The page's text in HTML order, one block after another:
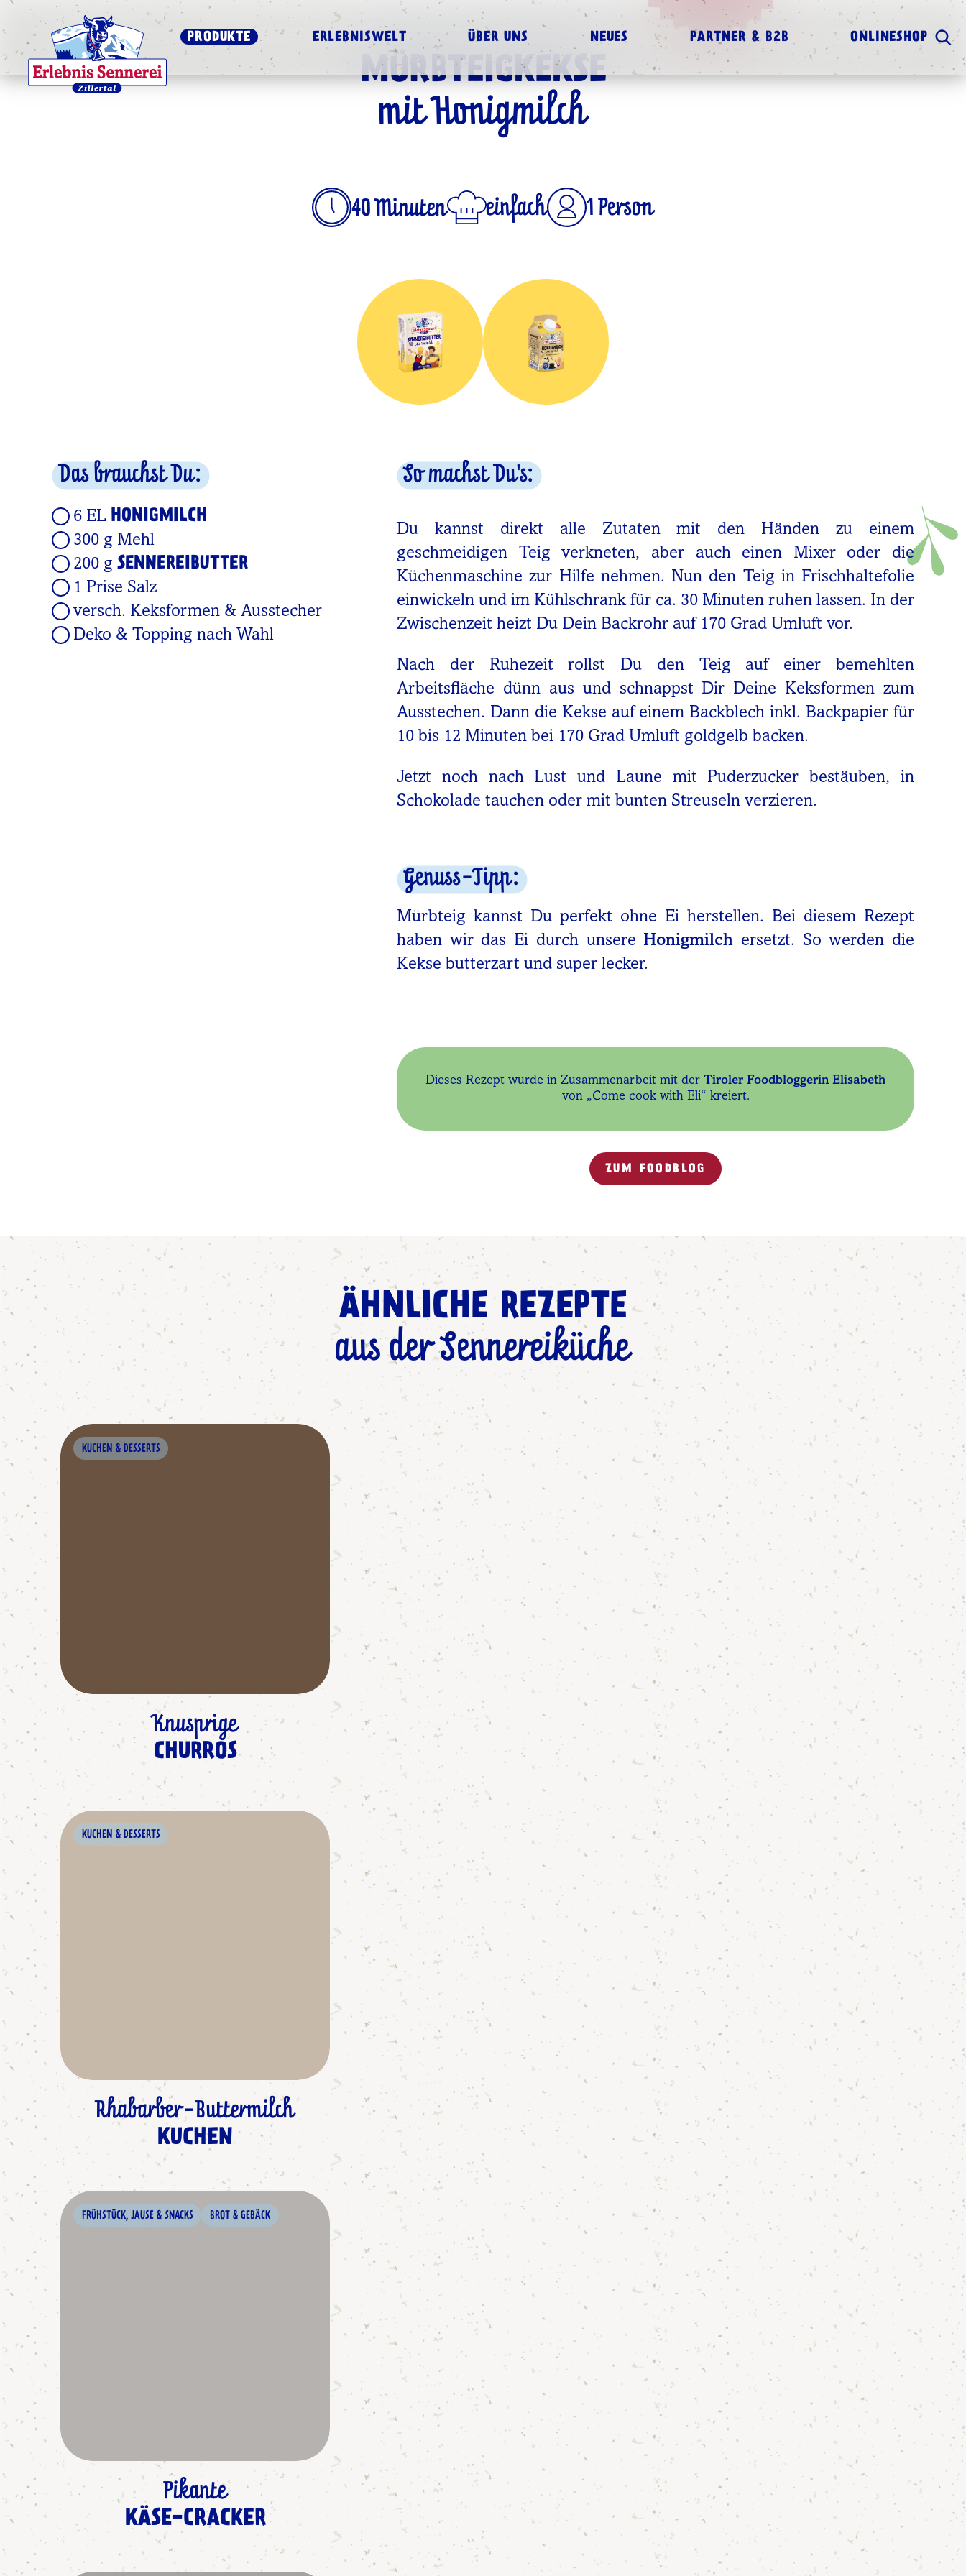
PRODUKTE ERLEBNISWELT ÜBER UNS NEUES PARTNER & B2B ONLINESHOP
MÜRBTEIGKEKSE
mit Honigmilch
40 Minuten einfach 1 Person
Das brauchst Du:
6 EL HONIGMILCH
300 g Mehl
200 g SENNEREIBUTTER
1 Prise Salz
versch. Keksformen & Ausstecher
Deko & Topping nach Wahl
So machst Du's:
Du kannst direkt alle Zutaten mit den Händen zu einem
geschmeidigen Teig verkneten, aber auch einen Mixer oder die
Küchenmaschine zur Hilfe nehmen. Nun den Teig in Frischhaltefolie
einwickeln und im Kühlschrank für ca. 30 Minuten ruhen lassen. In der
Zwischenzeit heizt Du Dein Backrohr auf 170 Grad Umluft vor.
Nach der Ruhezeit rollst Du den Teig auf einer bemehlten
Arbeitsfläche dünn aus und schnappst Dir Deine Keksformen zum
Ausstechen. Dann die Kekse auf einem Backblech inkl. Backpapier für
10 bis 12 Minuten bei 170 Grad Umluft goldgelb backen.
Jetzt noch nach Lust und Laune mit Puderzucker bestäuben, in
Schokolade tauchen oder mit bunten Streuseln verzieren.
Genuss-Tipp:
Mürbteig kannst Du perfekt ohne Ei herstellen. Bei diesem Rezept
haben wir das Ei durch unsere Honigmilch ersetzt. So werden die
Kekse butterzart und super lecker.
Dieses Rezept wurde in Zusammenarbeit mit der Tiroler Foodbloggerin Elisabeth
von „Come cook with Eli“ kreiert.
ZUM FOODBLOG
ÄHNLICHE REZEPTE
aus der Sennereiküche
KUCHEN & DESSERTS
Knusprige
CHURROS
KUCHEN & DESSERTS
Rhabarber-Buttermilch
KUCHEN
FRÜHSTÜCK, JAUSE & SNACKS BROT & GEBÄCK
Pikante
KÄSE-CRACKER